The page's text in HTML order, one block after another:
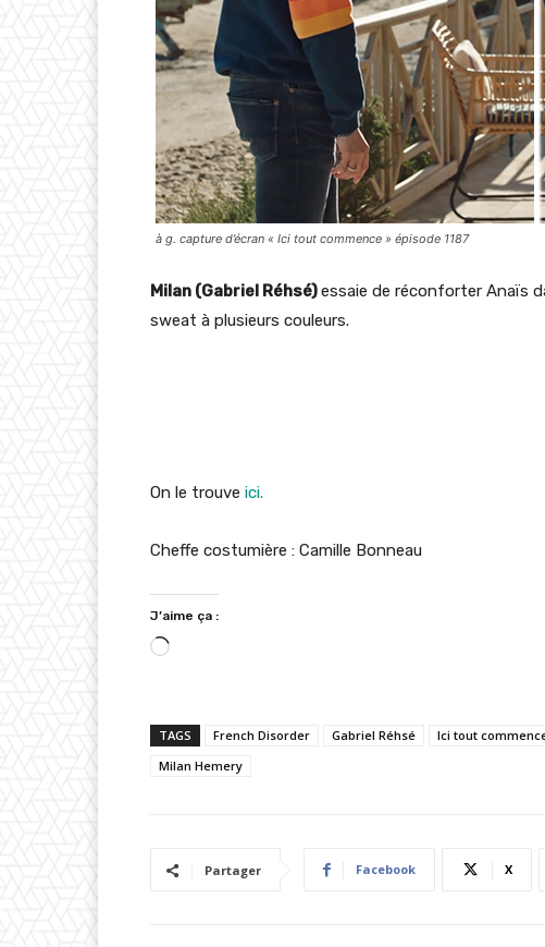
à g. capture d’écran « Ici tout commence » épisode 1187
Milan (Gabriel Réhsé)essaie de réconforter Anaïs
sweat à plusieurs couleurs.
On le trouve ici.
Cheffe costumière : Camille Bonneau
J’aime ça :
C
r
g
TAGS French Disorder Gabriel Réhsé Ici tout
Milan Hemery
Partager Facebook X